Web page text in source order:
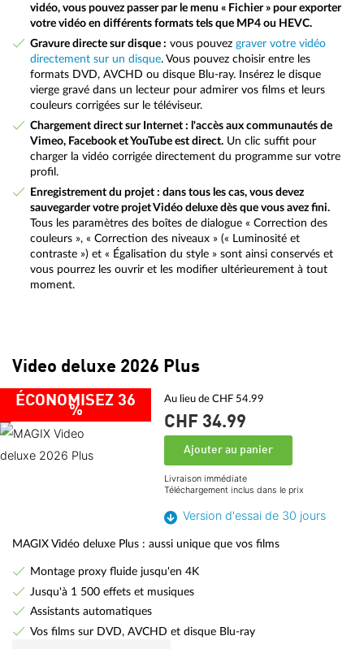
vidéo, vous pouvez passer par le menu « Fichier » pour exporter
votre vidéo en différents formats tels que MP4 ou HEVC.
Gravure directe sur disque : vous pouvez graver votre vidéo
directement sur un disque. Vous pouvez choisir entre les
formats DVD, AVCHD ou disque Blu-ray. Insérez le disque
vierge gravé dans un lecteur pour admirer vos films et leurs
couleurs corrigées sur le téléviseur.
Chargement direct sur Internet : l'accès aux communautés de
Vimeo, Facebook et YouTube est direct.Un clic suffit pour
charger la vidéo corrigée directement du programme sur votre
profil.
Enregistrement du projet : dans tous les cas, vous devez
sauvegarder votre projet Vidéo deluxe dès que vous avez fini.
Tous les paramètres des boîtes de dialogue « Correction des
couleurs », « Correction des niveaux » (« Luminosité et
contraste ») et « Égalisation du style » sont ainsi conservés et
vous pourrez les ouvrir et les modifier ultérieurement à tout
moment.
Video deluxe 2026 Plus
ÉCONOMISEZ 36
%
Au lieu de CHF 54.99
CHF 34.99
Ajouter au panier
Livraison immédiate
Téléchargement inclus dans le prix
Version d'essai de 30 jours
MAGIX Vidéo deluxe Plus : aussi unique que vos films
Montage proxy fluide jusqu'en 4K
Jusqu'à 1 500 effets et musiques
Assistants automatiques
Vos films sur DVD, AVCHD et disque Blu-ray